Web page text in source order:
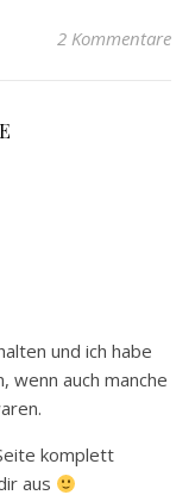
2 Kommentare
und ich habe
wenn auch manche
komplett
aus